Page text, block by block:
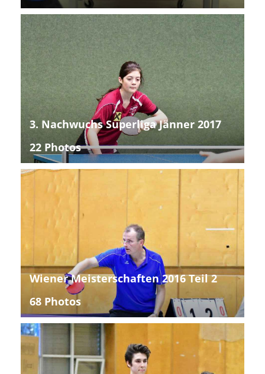
3. Nachwuchs Superliga Jänner 2017
22 Photos
Wiener Meisterschaften 2016 Teil 2
68 Photos